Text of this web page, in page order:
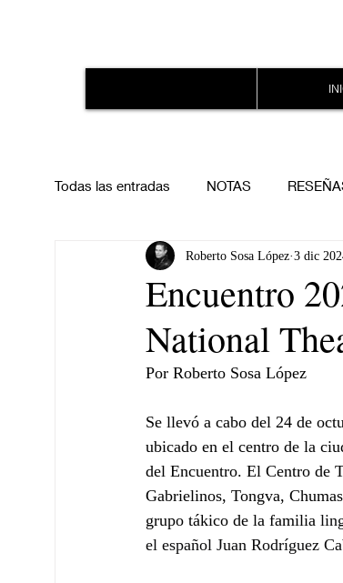
Todas las entradas NOTAS
Encuentro
National
Roberto Sosa López 3 dic
Por Roberto Sosa López
Se llevó a cabo del 24 de
ubicado en el centro de la
del Encuentro. El Centro de
Gabrielinos, Tongva,
grupo tákico de la familia
el español Juan Rodríguez